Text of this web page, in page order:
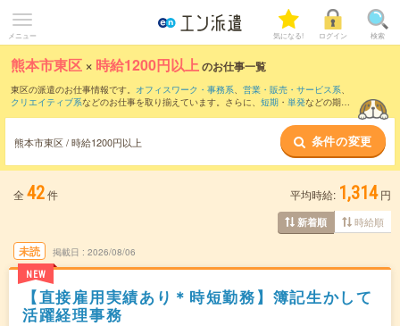
メニュー 気になる! ログイン 検索
熊本市東区 × 時給1200円以上のお仕事一覧
東区の派遣のお仕事情報です。 オフィスワーク・事務系、 営業・販売・サービス系、
クリエイティブ系などのお仕事を取り揃えています。さらに、 短期 ・ 単発などの期間
熊本市東区 / 時給1200円以上 条件の変更
全 42件 平均時給: 1,314 円
新着順 時給順
未読
NEW
掲載日 2026/08/06
【直接雇用実績あり＊時短勤務】簿記生かして
活躍経理事務